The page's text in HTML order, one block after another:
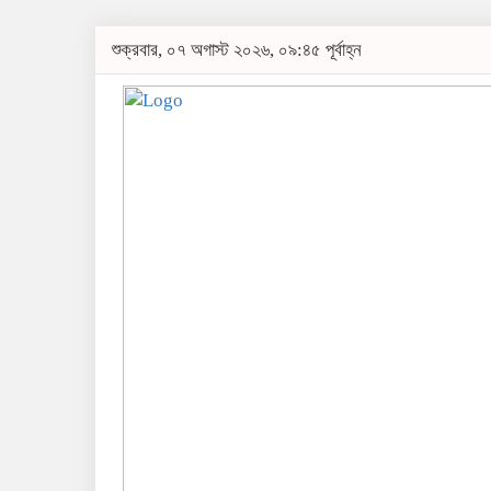
শুক্রবার, ০৭ অগাস্ট ২০২৬, ০৯:৪৫ পূর্বাহ্ন